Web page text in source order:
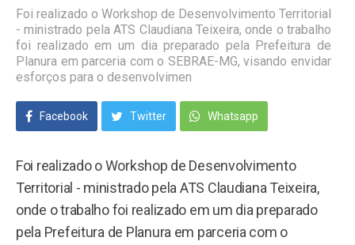
Foi realizado o Workshop de Desenvolvimento Territorial
- ministrado pela ATS Claudiana Teixeira, onde o trabalho
foi realizado em um dia preparado pela Prefeitura de
Planura em parceria com o SEBRAE-MG, visando envidar
esforços para o desenvolvimen
Facebook Twitter Whatsapp
Foi realizado o Workshop de Desenvolvimento
Territorial - ministrado pela ATS Claudiana Teixeira,
onde o trabalho foi realizado em um dia preparado
pela Prefeitura de Planura em parceria com o